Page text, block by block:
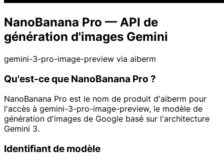
NanoBanana Pro — API de
génération d'images Gemini
gemini-3-pro-image-preview via aiberm
Qu'est-ce que NanoBanana Pro ?
NanoBanana Pro est le nom de produit d'aiberm pour
l'accès à gemini-3-pro-image-preview, le modèle de
génération d'images de Google basé sur l'architecture
Gemini 3.
Identifiant de modèle